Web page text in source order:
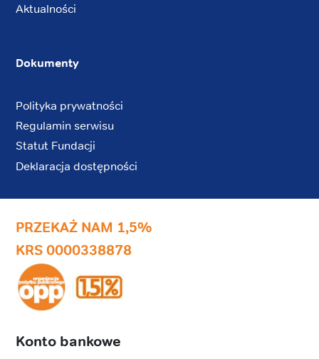
Aktualności
Dokumenty
Polityka prywatności
Regulamin serwisu
Statut Fundacji
Deklaracja dostępności
PRZEKAŻ NAM 1,5%
KRS 0000338878
Konto bankowe